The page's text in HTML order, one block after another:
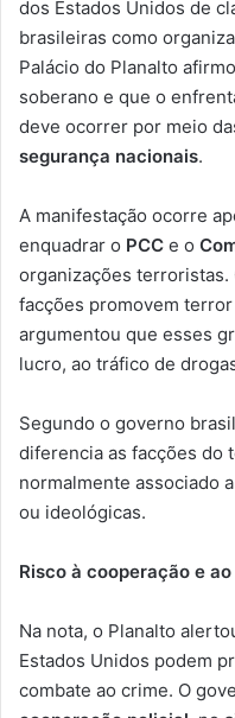
dos Estados Unidos de
brasileiras como
Palácio do Planalto
soberano e que o
deve ocorrer por meio
segurança nacionais.
A manifestação ocorre
enquadrar o PCC e o
organizações terroristas.
facções promovem
argumentou que esses
lucro, ao tráfico de
Segundo o governo
diferencia as facções do
normalmente associado
ou ideológicas.
Risco à cooperação e
Na nota, o Planalto
Estados Unidos podem
combate ao crime. O